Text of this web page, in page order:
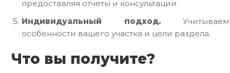
предоставляя отчеты и консультации.
Индивидуальный подход.Учитываем
особенности вашего участка и цели раздела.
Что вы получите?